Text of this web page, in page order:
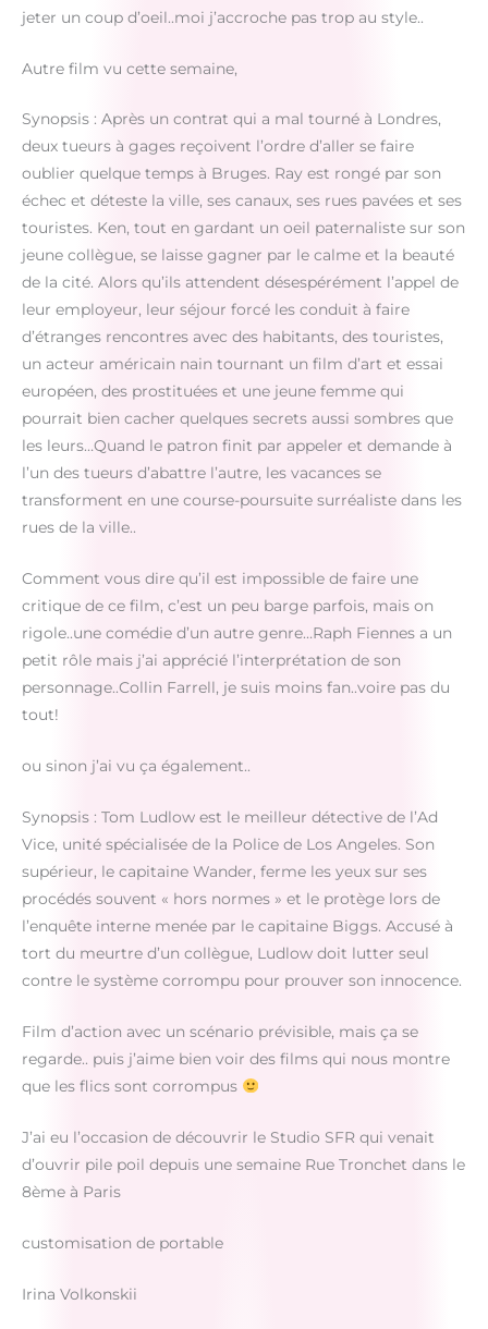
jeter un coup d’oeil..moi j’accroche pas trop au style..
Autre film vu cette semaine,
Synopsis : Après un contrat qui a mal tourné à Londres,
deux tueurs à gages reçoivent l’ordre d’aller se faire
oublier quelque temps à Bruges. Ray est rongé par son
échec et déteste la ville, ses canaux, ses rues pavées et ses
touristes. Ken, tout en gardant un oeil paternaliste sur son
jeune collègue, se laisse gagner par le calme et la beauté
de la cité. Alors qu’ils attendent désespérément l’appel de
leur employeur, leur séjour forcé les conduit à faire
d’étranges rencontres avec des habitants, des touristes,
un acteur américain nain tournant un film d’art et essai
européen, des prostituées et une jeune femme qui
pourrait bien cacher quelques secrets aussi sombres que
les leurs…Quand le patron finit par appeler et demande à
l’un des tueurs d’abattre l’autre, les vacances se
transforment en une course-poursuite surréaliste dans les
rues de la ville..
Comment vous dire qu’il est impossible de faire une
critique de ce film, c’est un peu barge parfois, mais on
rigole..une comédie d’un autre genre…Raph Fiennes a un
petit rôle mais j’ai apprécié l’interprétation de son
personnage..Collin Farrell, je suis moins fan..voire pas du
tout!
ou sinon j’ai vu ça également..
Synopsis : Tom Ludlow est le meilleur détective de l’Ad
Vice, unité spécialisée de la Police de Los Angeles. Son
supérieur, le capitaine Wander, ferme les yeux sur ses
procédés souvent « hors normes » et le protège lors de
l’enquête interne menée par le capitaine Biggs. Accusé à
tort du meurtre d’un collègue, Ludlow doit lutter seul
contre le système corrompu pour prouver son innocence.
Film d’action avec un scénario prévisible, mais ça se
regarde.. puis j’aime bien voir des films qui nous montre
que les flics sont corrompus
J’ai eu l’occasion de découvrir le Studio SFR qui venait
d’ouvrir pile poil depuis une semaine Rue Tronchet dans le
8ème à Paris
customisation de portable
Irina Volkonskii